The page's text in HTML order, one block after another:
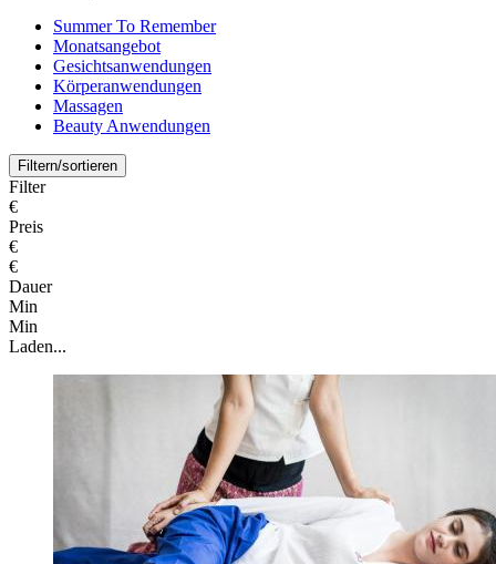
Summer To Remember
Monatsangebot
Gesichtsanwendungen
Körperanwendungen
Massagen
Beauty Anwendungen
Filtern/sortieren
Filter
€
Preis
€
€
Dauer
Min
Min
Laden...